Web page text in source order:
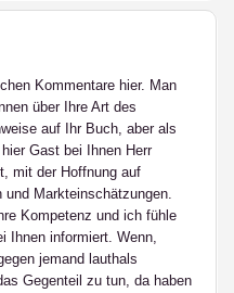
Kommentare hier. Man
über Ihre Art des
auf Ihr Buch, aber als
Gast bei Ihnen Herr
mit der Hoffnung auf
und Markteinschätzungen.
Kompetenz und ich fühle
Ihnen informiert. Wenn,
jemand lauthals
Gegenteil zu tun, da haben